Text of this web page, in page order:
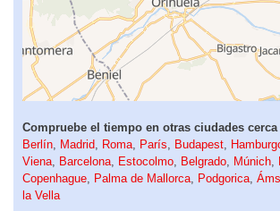
Compruebe el tiempo en otras ciudades cerca
Berlín
Madrid Roma París Budapest
Viena
Barcelona Estocolmo Belgrado Múnich
Copenhague
Palma de Mallorca Podgorica
la Vella